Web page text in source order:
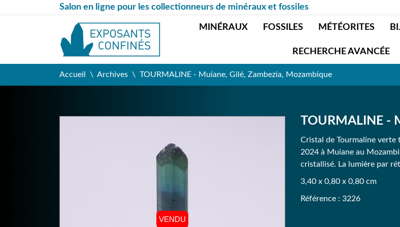
Salon en ligne pour les collectionneurs de minéraux et fossiles
MINÉRAUX FOSSILES MÉTÉORITES
RECHERCHE AVANCÉE
Accueil Archives TOURMALINE - Muiane, Gilé, Zambezia, Mozambique
VENDU
TOURMALINE -
Cristal de Tourmaline
2024 à Muiane au
cristallisé. La lumière par
3,40 x 0,80 x 0,80 cm
Référence : 3226